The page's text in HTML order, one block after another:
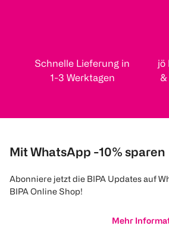
Schnelle Lieferung in
1-3 Werktagen
jö
&
Mit WhatsApp -10% sparen
Abonniere jetzt die BIPA Updates auf
BIPA Online Shop!
Mehr